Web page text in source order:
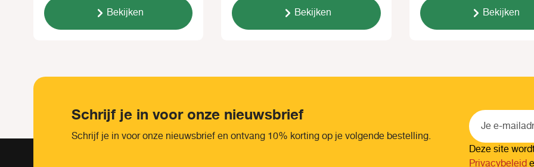
Bekijken Bekijken Bekijken
Schrijf je in voor onze nieuwsbrief
Schrijf je in voor onze nieuwsbrief en ontvang 10% korting op je volgende bestelling.
Deze site
Privacybeleid